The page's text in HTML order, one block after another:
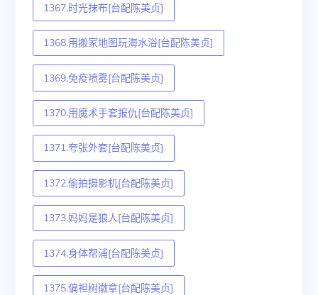
1367.时光抹布[台配陈美贞]
1368.用搬家地图玩海水浴[台配陈美贞]
1369.免疫喷雾[台配陈美贞]
1370.用魔术手套报仇[台配陈美贞]
1371.夸张外套[台配陈美贞]
1372.偷拍摄影机[台配陈美贞]
1373.妈妈是狼人[台配陈美贞]
1374.身体帮浦[台配陈美贞]
1375.偏袒树徽章[台配陈美贞]